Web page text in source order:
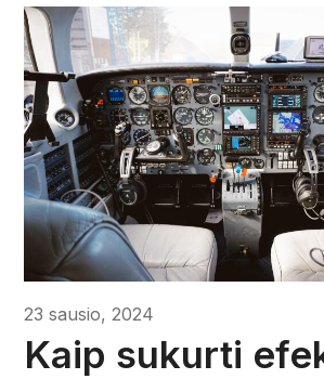
23 sausio, 2024
Kaip sukurti